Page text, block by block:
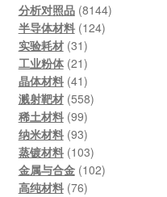
分析对照品 81448144
半导体材料 124124
实验耗材 3131
products
工业粉体 2121
products
晶体材料 4141
products
溅射靶材 558558
稀土材料 9999
products
纳米材料 9393
products
蒸镀材料 103103
products
金属与合金 102102
高纯材料 7676